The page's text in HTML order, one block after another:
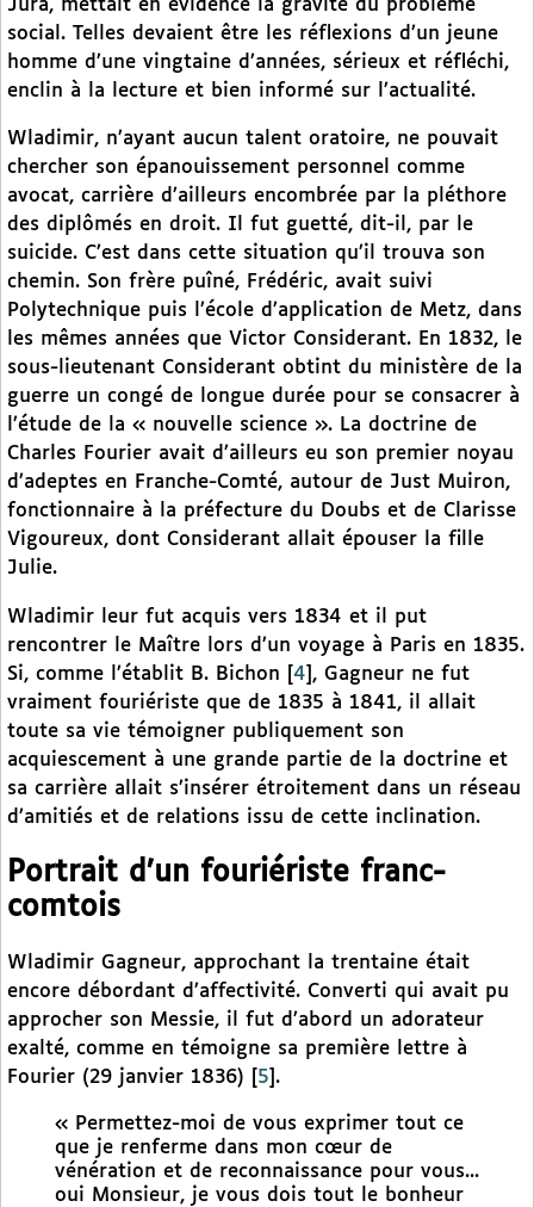
Jura, mettait en évidence la gravité du problème
social. Telles devaient être les réflexions d’un jeune
homme d’une vingtaine d’années, sérieux et réfléchi,
enclin à la lecture et bien informé sur l’actualité.
Wladimir, n’ayant aucun talent oratoire, ne pouvait
chercher son épanouissement personnel comme
avocat, carrière d’ailleurs encombrée par la pléthore
des diplômés en droit. Il fut guetté, dit-il, par le
suicide. C’est dans cette situation qu’il trouva son
chemin. Son frère puîné, Frédéric, avait suivi
Polytechnique puis l’école d’application de Metz, dans
les mêmes années que Victor Considerant. En 1832, le
sous-lieutenant Considerant obtint du ministère de la
guerre un congé de longue durée pour se consacrer à
l’étude de la « nouvelle science ». La doctrine de
Charles Fourier avait d’ailleurs eu son premier noyau
d’adeptes en Franche-Comté, autour de Just Muiron,
fonctionnaire à la préfecture du Doubs et de Clarisse
Vigoureux, dont Considerant allait épouser la fille
Julie.
Wladimir leur fut acquis vers 1834 et il put
rencontrer le Maître lors d’un voyage à Paris en 1835.
Si, comme l’établit B. Bichon
4 , Gagneur ne fut
vraiment fouriériste que de 1835 à 1841, il allait
toute sa vie témoigner publiquement son
acquiescement à une grande partie de la doctrine et
sa carrière allait s’insérer étroitement dans un réseau
d’amitiés et de relations issu de cette inclination.
Portrait d’un fouriériste franc-
comtois
Wladimir Gagneur, approchant la trentaine était
encore débordant d’affectivité. Converti qui avait pu
approcher son Messie, il fut d’abord un adorateur
exalté, comme en témoigne sa première lettre à
Fourier (29 janvier 1836)
5 .
« Permettez-moi de vous exprimer tout ce
que je renferme dans mon cœur de
vénération et de reconnaissance pour vous...
oui Monsieur, je vous dois tout le bonheur